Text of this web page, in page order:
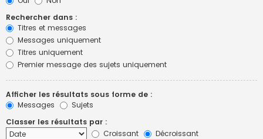
Rechercher dans :
Titres et messages
Messages uniquement
Titres uniquement
Premier message des sujets uniquement
Afficher les résultats sous forme de :
Messages
Sujets
Classer les résultats par :
Croissant
Décroissant